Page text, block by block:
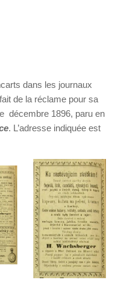
dans les journaux
de la réclame pour sa
décembre 1896, paru en
. L’adresse indiquée est